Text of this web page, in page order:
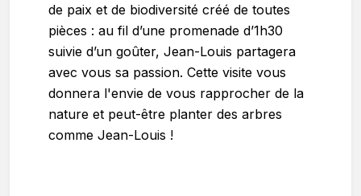
de paix et de biodiversité créé de toutes
pièces : au fil d’une promenade d’1h30
suivie d’un goûter, Jean-Louis partagera
avec vous sa passion. Cette visite vous
donnera l'envie de vous rapprocher de la
nature et peut-être planter des arbres
comme Jean-Louis !